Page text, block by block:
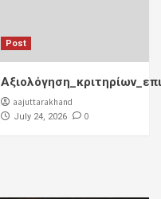
Post
aajuttarakhand
July 24, 2026 0